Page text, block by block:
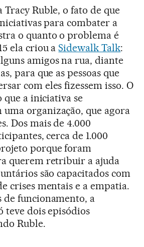
Tracy Ruble, o fato de que
para combater a
o quanto o problema é
ela criou aSidewalk Talk:
amigos na rua, diante
para que as pessoas que
com eles fizessem isso. O
que a iniciativa se
organização, que agora
Dos mais de 4.000
cerca de 1.000
porque foram
querem retribuir a ajuda
são capacitados com
crises mentais e a empatia.
de funcionamento, a
teve dois episódios
Ruble.